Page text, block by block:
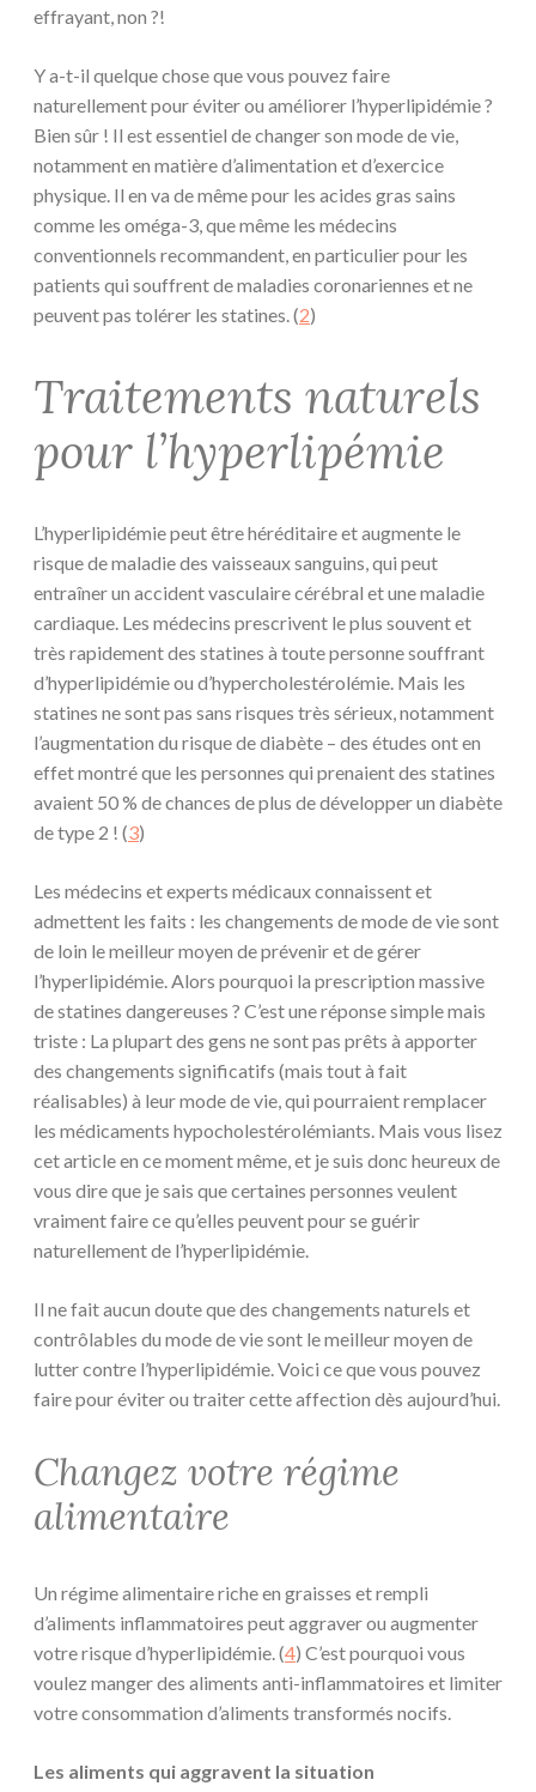
effrayant, non ?!
Y a-t-il quelque chose que vous pouvez faire
naturellement pour éviter ou améliorer l’hyperlipidémie ?
Bien sûr ! Il est essentiel de changer son mode de vie,
notamment en matière d’alimentation et d’exercice
physique. Il en va de même pour les acides gras sains
comme les oméga-3, que même les médecins
conventionnels recommandent, en particulier pour les
patients qui souffrent de maladies coronariennes et ne
peuvent pas tolérer les statines. (2)
Traitements naturels
pour l’hyperlipémie
L’hyperlipidémie peut être héréditaire et augmente le
risque de maladie des vaisseaux sanguins, qui peut
entraîner un accident vasculaire cérébral et une maladie
cardiaque. Les médecins prescrivent le plus souvent et
très rapidement des statines à toute personne souffrant
d’hyperlipidémie ou d’hypercholestérolémie. Mais les
statines ne sont pas sans risques très sérieux, notamment
l’augmentation du risque de diabète – des études ont en
effet montré que les personnes qui prenaient des statines
avaient 50 % de chances de plus de développer un diabète
de type 2 ! (3)
Les médecins et experts médicaux connaissent et
admettent les faits : les changements de mode de vie sont
de loin le meilleur moyen de prévenir et de gérer
l’hyperlipidémie. Alors pourquoi la prescription massive
de statines dangereuses ? C’est une réponse simple mais
triste : La plupart des gens ne sont pas prêts à apporter
des changements significatifs (mais tout à fait
réalisables) à leur mode de vie, qui pourraient remplacer
les médicaments hypocholestérolémiants. Mais vous lisez
cet article en ce moment même, et je suis donc heureux de
vous dire que je sais que certaines personnes veulent
vraiment faire ce qu’elles peuvent pour se guérir
naturellement de l’hyperlipidémie.
Il ne fait aucun doute que des changements naturels et
contrôlables du mode de vie sont le meilleur moyen de
lutter contre l’hyperlipidémie. Voici ce que vous pouvez
faire pour éviter ou traiter cette affection dès aujourd’hui.
Changez votre régime
alimentaire
Un régime alimentaire riche en graisses et rempli
d’aliments inflammatoires peut aggraver ou augmenter
votre risque d’hyperlipidémie. (4) C’est pourquoi vous
voulez manger des aliments anti-inflammatoires et limiter
votre consommation d’aliments transformés nocifs.
Les aliments qui aggravent la situation